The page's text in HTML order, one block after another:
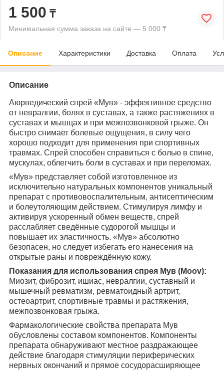
1 500 ₸
Минимальная сумма заказа на сайте — 5 000 ₸
Описание Характеристики Доставка Оплата
Описание
Аюрведический спрей «Мув» - эффективное средство
от невралгии, болях в суставах, а также растяжениях в
суставах и мышцах и при межпозвонковой грыже. Он
быстро снимает болевые ощущения, в силу чего
хорошо подходит для применения при спортивных
травмах. Спрей способен справиться с болью в спине,
мускулах, облегчить боли в суставах и при переломах.
«Мув» представляет собой изготовленное из
исключительно натуральных компонентов уникальный
препарат с противовоспалительным, антисептическим
и болеутоляющим действием. Стимулируя лимфу и
активируя ускоренный обмен веществ, спрей
расслабляет сведённые судорогой мышцы и
повышает их эластичность. «Мув» абсолютно
безопасен, но следует избегать его нанесения на
открытые раны и повреждённую кожу.
Показания для использования спрея Мув (Moov):
Миозит, фиброзит, ишиас, невралгии, суставный и
мышечный ревматизм, ревматоидный артрит,
остеоартрит, спортивные травмы и растяжения,
межпозвонковая грыжа.
Фармакологические свойства препарата Мув
обусловлены составом компонентов. Компоненты
препарата обнаруживают местное раздражающее
действие благодаря стимуляции периферических
нервных окончаний и прямое сосудорасширяющее